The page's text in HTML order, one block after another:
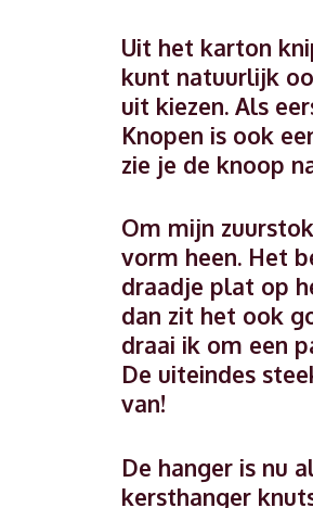
Uit het karton
kunt natuurlijk
uit kiezen. Als
Knopen is ook
zie je de knoop
Om mijn
vorm heen. Het
draadje plat op
dan zit het ook
draai ik om een
De uiteindes
van!
De hanger is nu
kersthanger